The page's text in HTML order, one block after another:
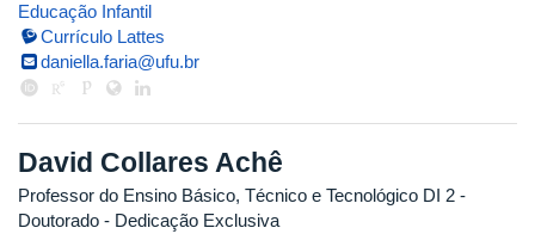
Educação Infantil
Currículo Lattes
daniella.faria@ufu.br
David Collares Achê
Professor do Ensino Básico, Técnico e Tecnológico DI 2 -
Doutorado - Dedicação Exclusiva